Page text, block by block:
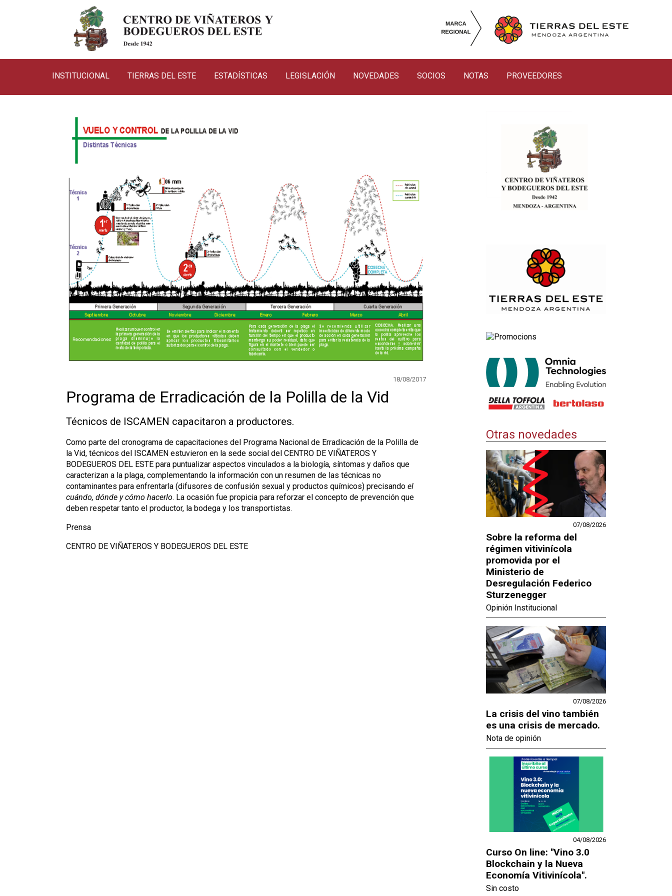
INSTITUCIONAL TIERRAS DEL ESTE ESTADÍSTICAS LEGISLACIÓN NOVEDADES SOCIOS NOTAS PROVEEDORES
18/08/2017
Programa de Erradicación de la Polilla de la Vid
Técnicos de ISCAMEN capacitaron a productores.
Como parte del cronograma de capacitaciones del Programa Nacional de Erradicación de la Polilla de
la Vid, técnicos del ISCAMEN estuvieron en la sede social del CENTRO DE VIÑATEROS Y
BODEGUEROS DEL ESTE para puntualizar aspectos vinculados a la biología, síntomas y daños que
caracterizan a la plaga, complementando la información con un resumen de las técnicas no
contaminantes para enfrentarla (difusores de confusión sexual y productos químicos) precisando el
cuándo, dónde y cómo hacerlo. La ocasión fue propicia para reforzar el concepto de prevención que
deben respetar tanto el productor, la bodega y los transportistas.
Prensa
CENTRO DE VIÑATEROS Y BODEGUEROS DEL ESTE
Otras novedades
07/08/2026
Sobre la reforma del
régimen vitivinícola
promovida por el
Ministerio de
Desregulación Federico
Sturzenegger
Opinión Institucional
07/08/2026
La crisis del vino también
es una crisis de mercado.
Nota de opinión
04/08/2026
Curso On line: "Vino 3.0
Blockchain y la Nueva
Economía Vitivinícola".
Sin costo